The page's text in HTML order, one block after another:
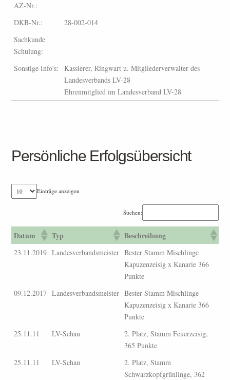
AZ-Nr.:
DKB-Nr.:
28-002-014
Sachkunde
Schulung:
Sonstige Info's:
Kassierer, Ringwart u. Mitgliederverwalter des
Landesverbands LV-28
Ehrenmitglied im Landesverband LV-28
Persönliche Erfolgsübersicht
Einträge anzeigen
Suchen:
Datum Typ Beschreibung
23.11.2019 Landesverbandsmeister Bester Stamm Mischlinge
Kapuzenzeisig x Kanarie 366
Punkte
09.12.2017 Landesverbandsmeister Bester Stamm Mischlinge
Kapuzenzeisig x Kanarie 366
Punkte
25.11.11
LV-Schau
2. Platz, Stamm Feuerzeisig,
365 Punkte
25.11.11
LV-Schau
2. Platz, Stamm
Schwarzkopfgrünlinge, 362